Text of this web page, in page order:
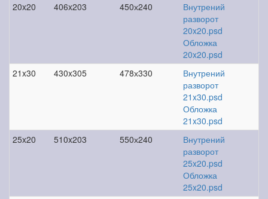
20x20 406x203 450х240
Внутрений
разворот
20x20.psd
Обложка
20x20.psd
21x30
430x305 478х330
Внутрений
разворот
21x30.psd
Обложка
21x30.psd
25x20
510x203 550х240
Внутрений
разворот
25x20.psd
Обложка
25x20.psd